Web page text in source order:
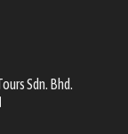
Sdn. Bhd.